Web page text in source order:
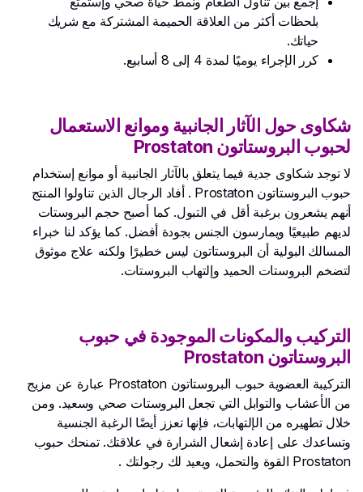
بلحظات أكثر من العلاقة الحميمة المشتركة مع شريك
حياتك.
كرر الإجراء يوميًا لمدة 4 إلى 8 أسابيع.
شكاوى حول الآثار الجانبية وموانع الاستعمال
لحبوب البروستاتون Prostaton
لا توجد شكاوى جدية فيما يتعلق بالآثار الجانبية أو موانع إستخدام
حبوب البروستاتون Prostaton . أفاد الرجال الذين تناولوا المنتج
أنهم يشعرون برغبة أقل في التبول. كما أصبح حجم البروستات
لديهم طبيعيًا ويمارسون الجنس بجودة أفضل. كما يؤكد لنا خبراء
المسالك البولية أن البروستاتون ليس خطيرًا ولكنه علاج موثوق
لتضخم البروستات الحميد وإلتهاب البروستات.
التركيب والمكونات الموجودة في حبوب
البروستاتون Prostaton
التركيبة العضوية حبوب البروستاتون Prostaton عبارة عن مزيج
من الأعشاب والتوابل التي تجعل البروستات صحي وسعيد. ومن
خلال تطهيره من الإلتهابات، فإنها تعزز أيضًا الرغبة الجنسية
وتساعدك على إعادة إشعال الشرارة في علاقتك. تمنحك حبوب
Prostaton القوة والتحمل، ويعيد لك رجولتك .